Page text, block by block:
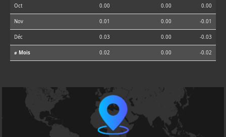
Oct 0.00 0.00 0.00
Nov 0.01 0.00 -0.01
Déc 0.03 0.00 -0.03
⌀ Mois 0.02 0.00 -0.02